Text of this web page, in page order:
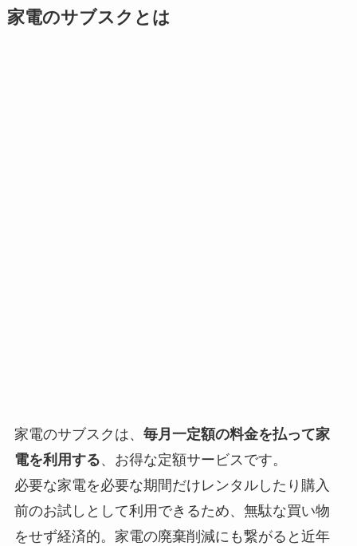
家電のサブスクとは
家電のサブスクは、 毎月一定額の料金を払って家
電を利用する、お得な定額サービスです。
必要な家電を必要な期間だけレンタルしたり購入
前のお試しとして利用できるため、無駄な買い物
をせず経済的。家電の廃棄削減にも繋がると近年